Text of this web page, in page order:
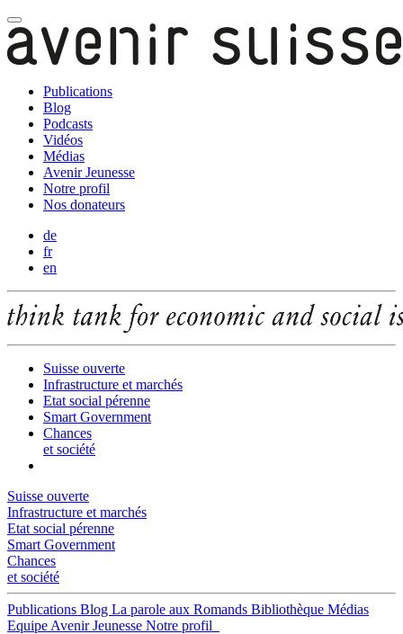
Publications
Blog
Podcasts
Vidéos
Médias
Avenir Jeunesse
Notre profil
Nos donateurs
de
fr
en
Suisse ouverte
Infrastructure et marchés
Etat social pérenne
Smart Government
Chances
et société
Suisse ouverte
Infrastructure et marchés
Etat social pérenne
Smart Government
Chances
et société
Publications Blog La parole aux Romands Bibliothèque Médias
Equipe Avenir Jeunesse Notre profil